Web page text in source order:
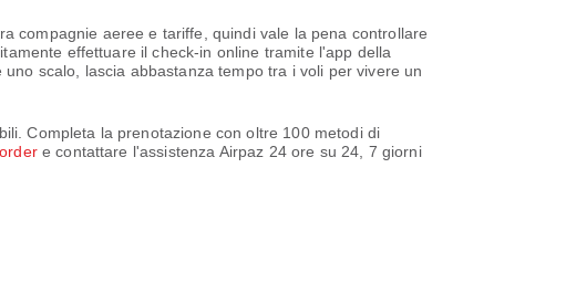
compagnie aeree e tariffe, quindi vale la pena controllare
effettuare il check-in online tramite l'app della
scalo, lascia abbastanza tempo tra i voli per vivere un
Completa la prenotazione con oltre 100 metodi di
e contattare l'assistenza Airpaz 24 ore su 24, 7 giorni